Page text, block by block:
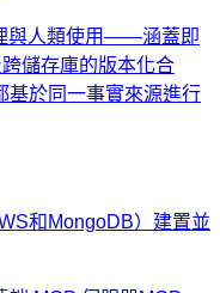
與人類使用——涵蓋即
儲存庫的版本化合
基於同一事實來源進行
和MongoDB）建置並